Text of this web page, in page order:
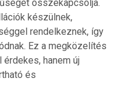
összekapcsolja.
készülnek,
rendelkeznek, így
Ez a megközelítés
hanem új
és